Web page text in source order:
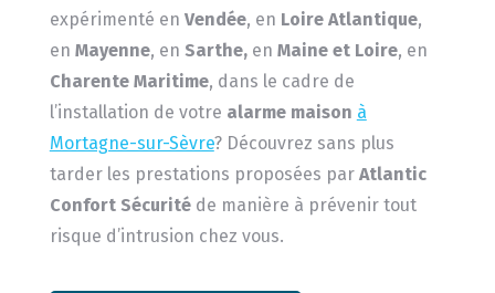
expérimenté en Vendée, en Loire Atlantique,
en Mayenne, en Sarthe, en Maine et Loire, en
Charente Maritime, dans le cadre de
l’installation de votre alarme maison à
Mortagne-sur-Sèvre? Découvrez sans plus
tarder les prestations proposées par Atlantic
Confort Sécuritéde manière à prévenir tout
risque d’intrusion chez vous.